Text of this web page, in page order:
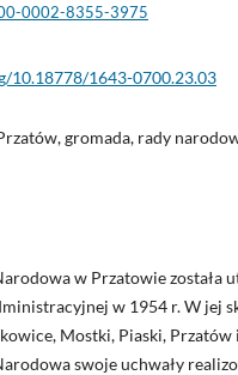
0002-8355-3975
10.18778/1643-0700.23.03
gromada, rady
w Przatowie została
w 1954 r. W jej
Mostki, Piaski, Przatów
swoje uchwały